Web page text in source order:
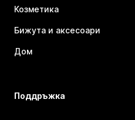
Козметика
Бижута и аксесоари
Дом
Поддръжка